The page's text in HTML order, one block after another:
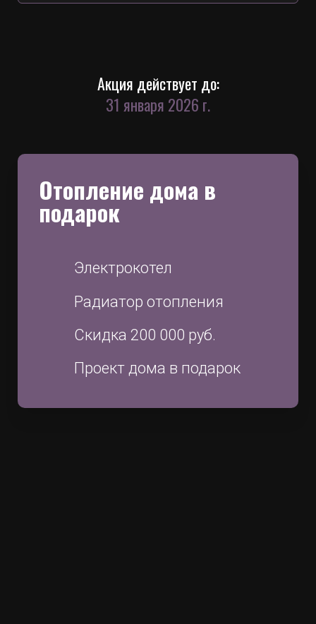
Акция действует до:
31 января 2026 г.
Проект дома в подарок
Скидка 200 000 руб.
Радиатор отопления
Электрокотел
Отопление дома в
подарок